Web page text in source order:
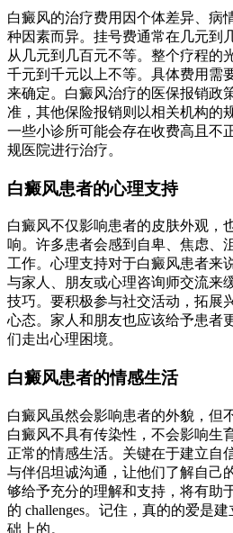
白癜风的治疗费用因个体差异、病
种因素而异。挂号费通常在几元到
从几元到几百元不等。整个疗程的
千元到千元以上不等。具体费用需
来确定。白癜风治疗的医保报销政
准，其他保险报销则以相关机构的
一些小诊所可能会存在收费高且不
规医院进行治疗。
白癜风患者的心理支持
白癜风不仅影响患者的皮肤外观，
响。许多患者会感到自卑、焦虑、
工作。心理支持对于白癜风患者来
与家人、朋友或心理咨询师交流来
技巧。要积极参与社交活动，拓展
心态。家人和朋友也应该给予患者
们走出心理困境。
白癜风患者的情感生活
白癜风虽然会影响患者的外貌，但
白癜风不具有传染性，不会影响生
正常的情感生活。关键在于建立自
与伴侣坦诚沟通，让他们了解自己
够给予充分的理解和支持，将有助
的 challenges。记住，真的的爱是
础上的。